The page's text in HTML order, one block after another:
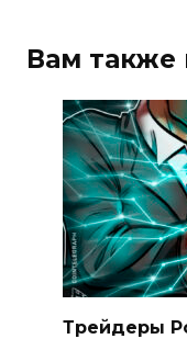
Вам также
Трейдеры